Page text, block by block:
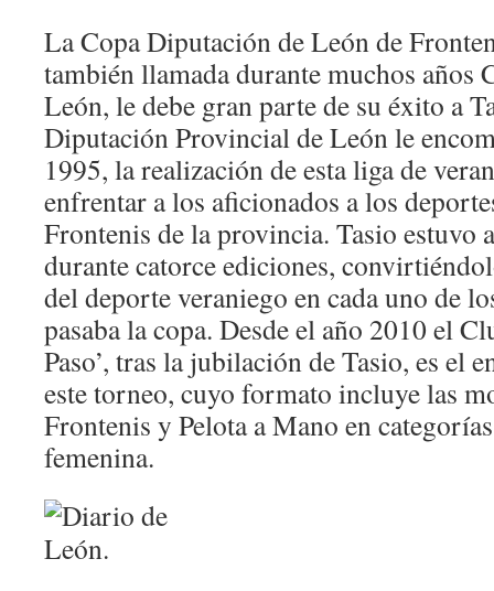
La Copa Diputación de León de
también llamada durante muchos años
León, le debe gran parte de su éxito a
Diputación Provincial de León le
1995, la realización de esta liga de
enfrentar a los aficionados a los
Frontenis de la provincia. Tasio estuvo
durante catorce ediciones,
del deporte veraniego en cada uno de
pasaba la copa. Desde el año 2010 el
Paso’, tras la jubilación de Tasio, es el
este torneo, cuyo formato incluye las
Frontenis y Pelota a Mano en
femenina.